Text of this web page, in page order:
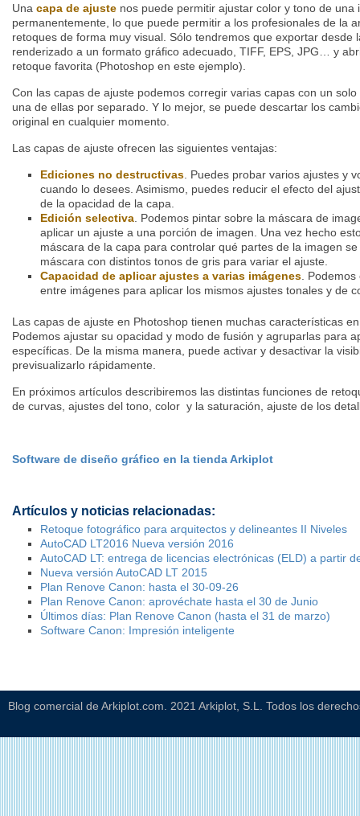
Una capa de ajuste nos puede permitir ajustar color y tono de una
permanentemente, lo que puede permitir a los profesionales de la
retoques de forma muy visual. Sólo tendremos que exportar desde
renderizado a un formato gráfico adecuado, TIFF, EPS, JPG… y
retoque favorita (Photoshop en este ejemplo).
Con las capas de ajuste podemos corregir varias capas con un
una de ellas por separado. Y lo mejor, se puede descartar los
original en cualquier momento.
Las capas de ajuste ofrecen las siguientes ventajas:
Ediciones no destructivas . Puedes probar varios ajustes y
cuando lo desees. Asimismo, puedes reducir el efecto del
de la opacidad de la capa.
Edición selectiva . Podemos pintar sobre la máscara de
aplicar un ajuste a una porción de imagen. Una vez hecho
máscara de la capa para controlar qué partes de la imagen
máscara con distintos tonos de gris para variar el ajuste.
Capacidad de aplicar ajustes a varias imágenes .
entre imágenes para aplicar los mismos ajustes tonales y de
Las capas de ajuste en Photoshop tienen muchas características
Podemos ajustar su opacidad y modo de fusión y agruparlas para
específicas. De la misma manera, puede activar y desactivar la
previsualizarlo rápidamente.
En próximos artículos describiremos las distintas funciones de
de curvas, ajustes del tono, color y la saturación, ajuste de los
Software de diseño gráfico en la tienda Arkiplot
Artículos y noticias relacionadas:
Retoque fotográfico para arquitectos y delineantes II Niveles
AutoCAD LT2016 Nueva versión 2016
AutoCAD LT: entrega de licencias electrónicas (ELD) a partir
Nueva versión AutoCAD LT 2015
Plan Renove Canon: hasta el 30-09-26
Plan Renove Canon: aprovéchate hasta el 30 de Junio
Últimos días: Plan Renove Canon (hasta el 31 de marzo)
Software Canon: Impresión inteligente
Blog comercial de Arkiplot.com. 2021 Arkiplot, S.L. Todos los